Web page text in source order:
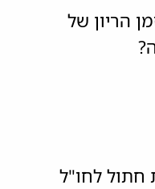
הריון של
לחו"ל